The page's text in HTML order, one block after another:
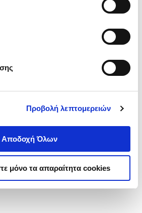
Προβολή λεπτομερειών
Αποδοχή Όλων
μόνο τα απαραίτητα cookies